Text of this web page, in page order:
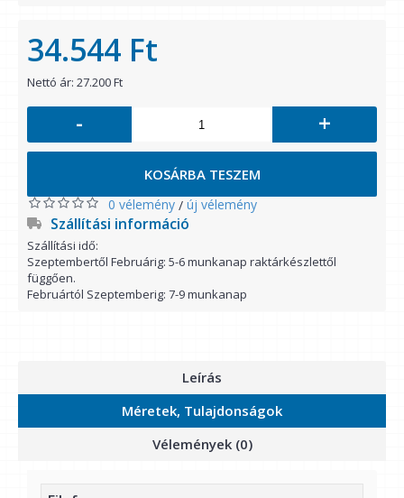
34.544 Ft
Nettó ár: 27.200 Ft
- +
KOSÁRBA TESZEM
0 vélemény / új vélemény
Szállítási információ
Szállítási idő:
Szeptembertől Februárig: 5-6 munkanap raktárkészlettől
függően.
Februártól Szeptemberig: 7-9 munkanap
Leírás
Méretek, Tulajdonságok
Vélemények (0)